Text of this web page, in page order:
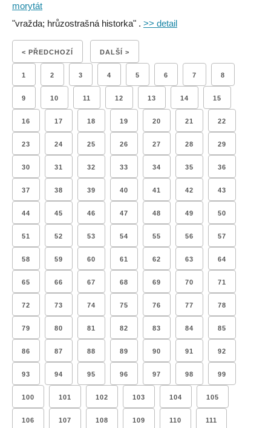
morytát
"vražda; hrůzostrašná historka" . >> detail
< PŘEDCHOZÍ DALŠÍ >
1 2 3 4 5 6 7 8
9 10 11 12 13 14 15
16 17 18 19 20 21 22
23 24 25 26 27 28 29
30 31 32 33 34 35 36
37 38 39 40 41 42 43
44 45 46 47 48 49 50
51 52 53 54 55 56 57
58 59 60 61 62 63 64
65 66 67 68 69 70 71
72 73 74 75 76 77 78
79 80 81 82 83 84 85
86 87 88 89 90 91 92
93 94 95 96 97 98 99
100 101 102 103 104 105
106 107 108 109 110 111